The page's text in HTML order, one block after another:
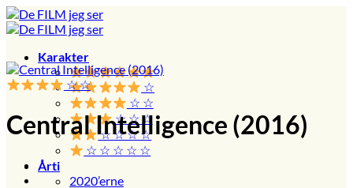
Fortsæt
til
Karakter
☆
☆ ☆
☆ ☆ ☆
☆ ☆ ☆ ☆
☆ ☆ ☆ ☆ ☆
Årti
2020’erne
☆ ☆
Central Intelligence (2016)